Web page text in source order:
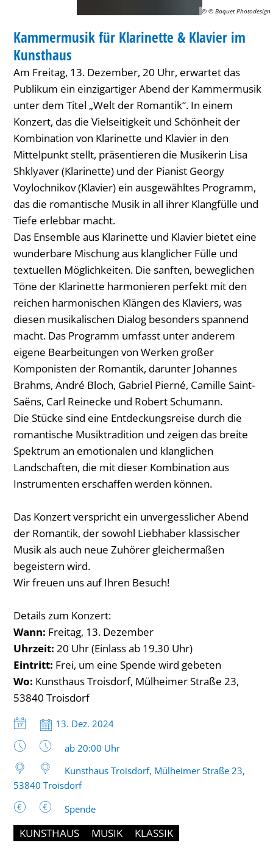
Kunsthaus
© © Baquet Photodesign
KATEGORIE: MUSIK
Kammermusik für Klarinette & Klavier im
Kunsthaus
Am Freitag, 13. Dezember, 20 Uhr, erwartet das
Publikum ein einzigartiger Abend der Kammermusik
unter dem Titel „Welt der Romantik“. In einem
Konzert, das die Vielseitigkeit und Schönheit der
Kombination von Klarinette und Klavier in den
Mittelpunkt stellt, präsentieren die Musikerin Lisa
Shklyaver (Klarinette) und der Pianist Georgy
Voylochnikov (Klavier) ein ausgewähltes Programm,
das die romantische Musik in all ihrer Klangfülle und
Tiefe erlebbar macht.
Das Ensemble aus Klarinette und Klavier bietet eine
wunderbare Mischung aus klanglicher Fülle und
textuellen Möglichkeiten. Die sanften, beweglichen
Töne der Klarinette harmonieren perfekt mit den
reichen harmonischen Klängen des Klaviers, was
diesen musikalischen Dialog besonders spannend
macht. Das Programm umfasst unter anderem
eigene Bearbeitungen von Werken großer
Komponisten der Romantik, darunter Johannes
Brahms, André Bloch, Gabriel Pierné, Camille Saint-
Saëns, Carl Reinecke und Robert Schumann.
Die Stücke sind eine Entdeckungsreise durch die
romantische Musiktradition und zeigen das breite
Spektrum an emotionalen und klanglichen
Landschaften, die mit dieser Kombination aus
Instrumenten erschaffen werden können.
Das Konzert verspricht ein unvergesslicher Abend
der Romantik, der sowohl Liebhaber klassischer
Musik als auch neue Zuhörer gleichermaßen
begeistern wird.
Wir freuen uns auf Ihren Besuch!
Details zum Konzert:
Wann: Freitag, 13. Dezember
Uhrzeit: 20 Uhr (Einlass ab 19.30 Uhr)
Eintritt: Frei, um eine Spende wird gebeten
Wo: Kunsthaus Troisdorf, Mülheimer Straße 23,
53840 Troisdorf
Datum:
13. Dez. 2024
Uhrzeit:
ab 20:00 Uhr
Kunsthaus Troisdorf, Mülheimer Straße 23,
53840 Troisdorf
Spende
KUNSTHAUS MUSIK
KLASSIK